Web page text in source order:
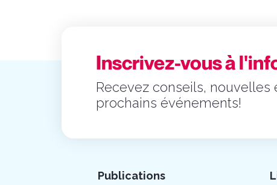
Inscrivez-vous à
Recevez conseils, nouvelles
prochains événements!
Publications